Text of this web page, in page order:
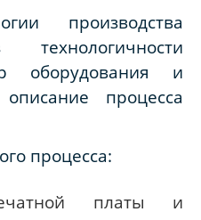
производства
оборудования и
процесса
процесса:
платы и